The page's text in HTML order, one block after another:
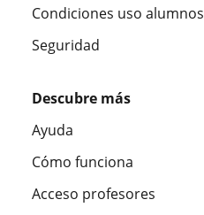
Condiciones uso alumnos
Seguridad
Descubre más
Ayuda
Cómo funciona
Acceso profesores